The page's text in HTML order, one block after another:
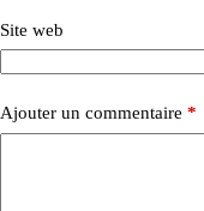
Site web
Ajouter un commentaire *